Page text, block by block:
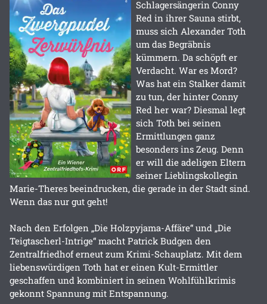
Schlagersängerin Conny
Red in ihrer Sauna stirbt,
muss sich Alexander Toth
um das Begräbnis
kümmern. Da schöpft er
Verdacht. War es Mord?
Was hat ein Stalker damit
zu tun, der hinter Conny
Red her war? Diesmal legt
sich Toth bei seinen
Ermittlungen ganz
besonders ins Zeug. Denn
er will die adeligen Eltern
seiner Lieblingskollegin
Marie-Theres beeindrucken, die gerade in der Stadt sind.
Wenn das nur gut geht!
Nach den Erfolgen „Die Holzpyjama-Affäre“ und „Die
Teigtascherl-Intrige“ macht Patrick Budgen den
Zentralfriedhof erneut zum Krimi-Schauplatz. Mit dem
liebenswürdigen Toth hat er einen Kult-Ermittler
geschaffen und kombiniert in seinen Wohlfühlkrimis
gekonnt Spannung mit Entspannung.